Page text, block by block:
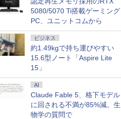
5080/5070 Ti搭載ゲーミング
PC、ユニットコムから
ビジネス
約1.49kgで持ち運びやすい
15.6型ノート「Aspire Lite
15」
AI
Claude Fable 5、格下モデル
に回される不満が85%減。生
物学の質問で